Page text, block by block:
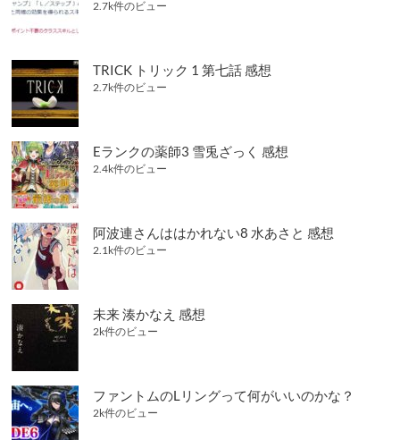
2.7k件のビュー
TRICK トリック 1 第七話 感想
2.7k件のビュー
Eランクの薬師3 雪兎ざっく 感想
2.4k件のビュー
阿波連さんははかれない8 水あさと 感想
2.1k件のビュー
未来 湊かなえ 感想
2k件のビュー
ファントムのLリングって何がいいのかな？
2k件のビュー